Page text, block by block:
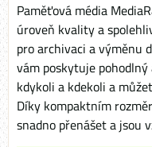
Paměťová média
úroveň kvality a
pro archivaci a výměnu
vám poskytuje
kdykoli a kdekoli a
Díky kompaktním
snadno přenášet a jsou